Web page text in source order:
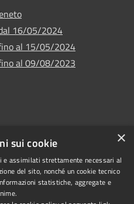
16/05/2024
al 15/05/2024
al 09/08/2023
Copyright © 2024
×
sui cookie
e assimilati strettamente necessari al
del sito, nonché un cookie tecnico
statistiche, aggregate e